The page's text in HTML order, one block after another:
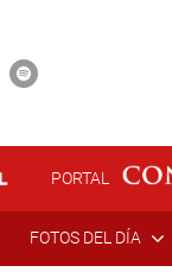
PORTAL
FOTOS DEL DÍA